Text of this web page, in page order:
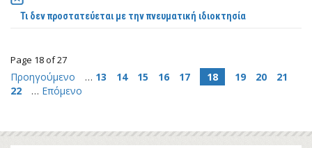
Τι δεν προστατεύεται με την πνευματική ιδιοκτησία
Page 18 of 27
Προηγούμενο … 13 14 15 16 17 18 19 20
21
22
… Επόμενο